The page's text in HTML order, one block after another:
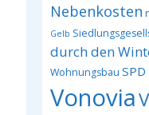
Nebenkosten
Gelb
durch den
Wohnungsbau SPD
Vonovia